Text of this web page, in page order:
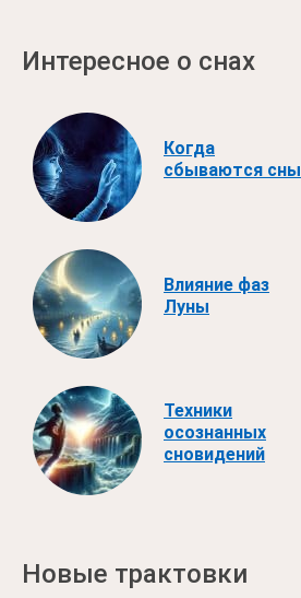
Интересное о снах
Когда
сбываются сны
Влияние фаз
Луны
Техники
осознанных
сновидений
Новые трактовки